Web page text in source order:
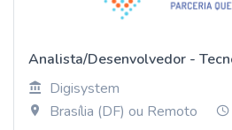
Analista/Desenvolvedor -
Digisystem
Brasília (DF) ou Remoto